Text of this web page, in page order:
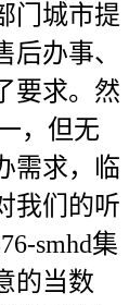
门城市提
办事、
要求。然
，但无
需求，临
我们的听
smhd集
的当数